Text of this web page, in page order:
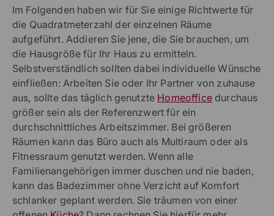
Im Folgenden haben wir für Sie einige Richtwerte für
die Quadratmeterzahl der einzelnen Räume
aufgeführt. Addieren Sie jene, die Sie brauchen, um
die Hausgröße für Ihr Haus zu ermitteln.
Selbstverständlich sollten dabei individuelle Wünsche
einfließen: Arbeiten Sie oder Ihr Partner von zuhause
aus, sollte das täglich genutzte Homeofficedurchaus
größer sein als der Referenzwert für ein
durchschnittliches Arbeitszimmer. Bei größeren
Räumen kann das Büro auch als Multiraum oder als
Fitnessraum genutzt werden. Wenn alle
Familienangehörigen immer duschen und nie baden,
kann das Badezimmer ohne Verzicht auf Komfort
schlanker geplant werden. Sie träumen von einer